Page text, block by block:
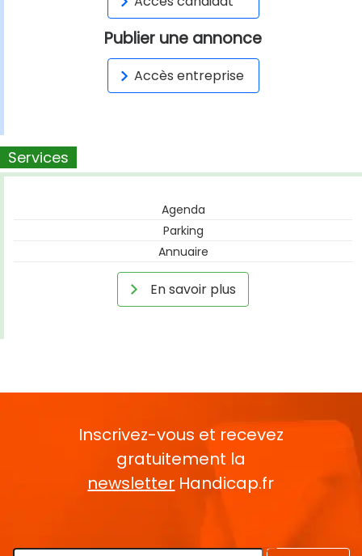
Publier une annonce
Accès entreprise
Services
Agenda
Parking
Annuaire
En savoir plus
Inscrivez-vous et recevez
gratuitement la
newsletter Handicap.fr